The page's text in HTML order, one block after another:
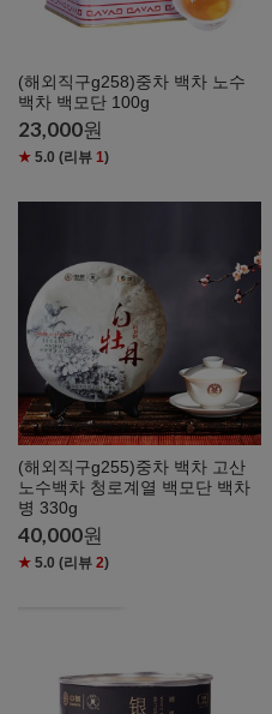
(해외직구g258)중차 백차 노수
백차 백모단 100g
23,000원
★ 5.0 (리뷰 1)
(해외직구g255)중차 백차 고산
노수백차 청로계열 백모단 백차
병 330g
40,000원
★ 5.0 (리뷰 2)